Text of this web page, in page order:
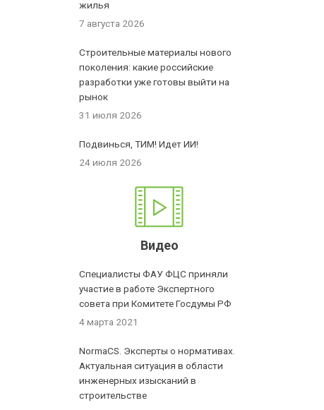
жилья
7 августа 2026
Строительные материалы нового
поколения: какие российские
разработки уже готовы выйти на
рынок
31 июля 2026
Подвинься, ТИМ! Идет ИИ!
24 июля 2026
Видео
Специалисты ФАУ ФЦС приняли
участие в работе Экспертного
совета при Комитете Госдумы РФ
4 марта 2021
NormaCS. Эксперты о нормативах.
Актуальная ситуация в области
инженерных изысканий в
строительстве